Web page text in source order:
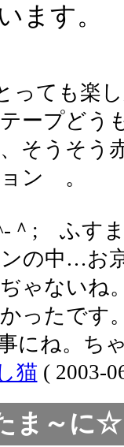
ます。
ても楽
ープどう
そうそう
ョン 。
＾; ふす
の中…お
ゃないね
ったです
にね。ち
猫 ( 2003-
ま～に